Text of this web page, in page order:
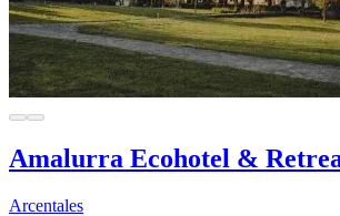
Amalurra Ecohotel &
Arcentales